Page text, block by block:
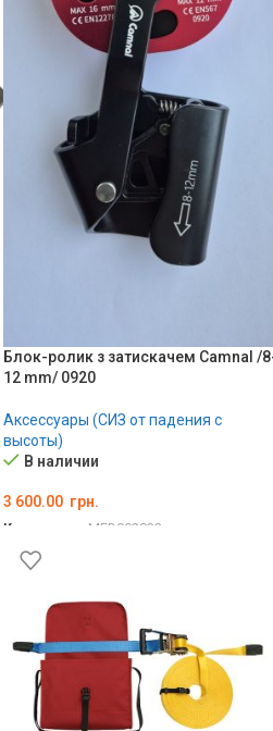
Блок-ролик з затискачем Camnal /
12 mm/ 0920
Аксессуары (СИЗ от падения с
высоты)
В наличии
3 600.00 грн.
Код товара: MED002833
В КОРЗИНУ